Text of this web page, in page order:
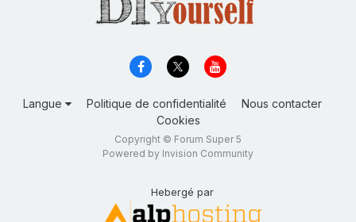
Langue Politique de confidentialité
Nous contacter
Cookies
Copyright © Forum Super 5
Powered by Invision Community
Hebergé par